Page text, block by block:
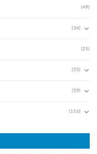
(49)
(34)
(25)
(55)
(59)
(116)